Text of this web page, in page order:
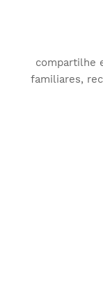
compartilhe
familiares,